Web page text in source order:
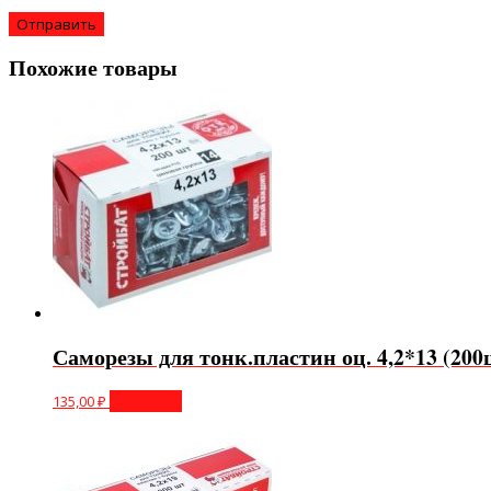
Похожие товары
Саморезы для тонк.пластин оц. 4,2*13
135,00₽